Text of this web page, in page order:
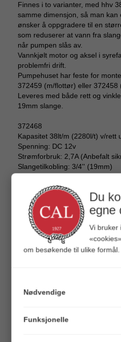
Finnes i to varianter, med hhv
samme dimensjon, så man kan
ønsker å oppgradere til en
som reduserer at vann fra
når pumpen slås av.
Vannkjølt motor og aksel i
problemfri drift.
Pumpehuset har feste for
372459 (m/flottør) eller 372458
Leveres med både rett og
19mm slange.
372468
Kapasitet 38lt/m (2280l/t) v/rett
Spenning: DC 12v
Strømforbruk: 2,7A (Anbefalt
Slangetilkobling: 3/4'' (19mm)
Høyde: 119mm
Lengde til ende av slangestuss:
Du
egne
Vi bruker
om besøkende til ulike formål.
Nødvendige
Funksjonelle